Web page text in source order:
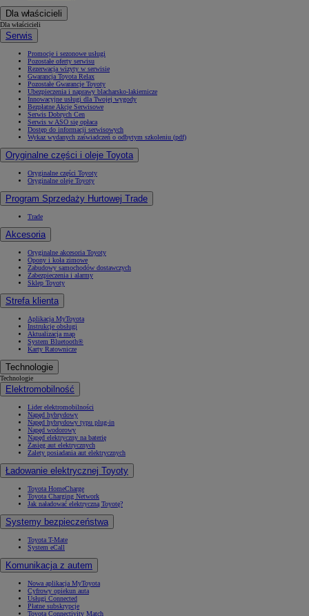
Dla właścicieli
Dla właścicieli
Serwis
Promocje i sezonowe usługi
Pozostałe oferty serwisu
Rezerwacja wizyty w serwisie
Gwarancja Toyota Relax
Pozostałe Gwarancje Toyoty
Ubezpieczenia i naprawy blacharsko-lakiernicze
Innowacyjne usługi dla Twojej wygody
Bezpłatne Akcje Serwisowe
Serwis Dobrych Cen
Serwis w ASO się opłaca
Dostęp do informacji serwisowych
Wykaz wydanych zaświadczeń o odbytym szkoleniu (pdf)
Oryginalne części i oleje Toyota
Oryginalne części Toyoty
Oryginalne oleje Toyoty
Program Sprzedaży Hurtowej Trade
Trade
Akcesoria
Oryginalne akcesoria Toyoty
Opony i koła zimowe
Zabudowy samochodów dostawczych
Zabezpieczenia i alarmy
Sklep Toyoty
Strefa klienta
Aplikacja MyToyota
Instrukcje obsługi
Aktualizacja map
System Bluetooth®
Karty Ratownicze
Technologie
Technologie
Elektromobilność
Lider elektromobilności
Napęd hybrydowy
Napęd hybrydowy typu plug-in
Napęd wodorowy
Napęd elektryczny na baterię
Zasięg aut elektrycznych
Zalety posiadania aut elektrycznych
Ładowanie elektrycznej Toyoty
Toyota HomeCharge
Toyota Charging Network
Jak naładować elektryczną Toyotę?
Systemy bezpieczeństwa
Toyota T-Mate
System eCall
Komunikacja z autem
Nowa aplikacja MyToyota
Cyfrowy opiekun auta
Usługi Connected
Płatne subskrypcje
Toyota Connectivity Match